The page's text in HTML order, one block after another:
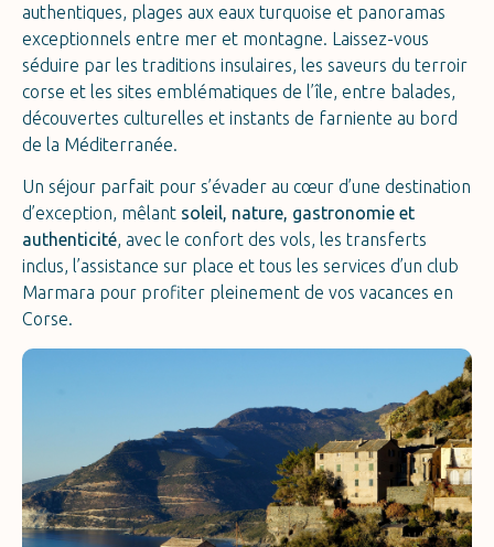
authentiques, plages aux eaux turquoise et panoramas
exceptionnels entre mer et montagne. Laissez-vous
séduire par les traditions insulaires, les saveurs du terroir
corse et les sites emblématiques de l’île, entre balades,
découvertes culturelles et instants de farniente au bord
de la Méditerranée.
Un séjour parfait pour s’évader au cœur d’une destination
d’exception, mêlant soleil, nature, gastronomie et
authenticité, avec le confort des vols, les transferts
inclus, l’assistance sur place et tous les services d’un club
Marmara pour profiter pleinement de vos vacances en
Corse.